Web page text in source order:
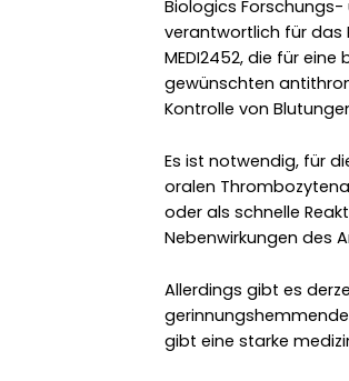
Biologics Forschungs-
verantwortlich für das
MEDI2452, die für
gewünschten
Kontrolle von
Es ist notwendig, für
oralen
oder als schnelle
Nebenwirkungen des
Allerdings gibt es
gibt eine starke